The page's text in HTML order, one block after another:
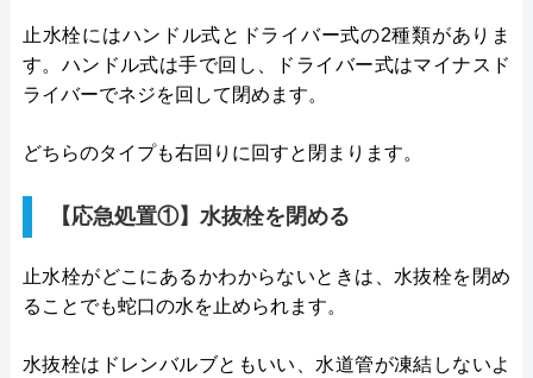
止水栓にはハンドル式とドライバー式の2種類がありま
す。ハンドル式は手で回し、ドライバー式はマイナスド
ライバーでネジを回して閉めます。
どちらのタイプも右回りに回すと閉まります。
【応急処置①】水抜栓を閉める
止水栓がどこにあるかわからないときは、水抜栓を閉め
ることでも蛇口の水を止められます。
水抜栓はドレンバルブともいい、水道管が凍結しないよ